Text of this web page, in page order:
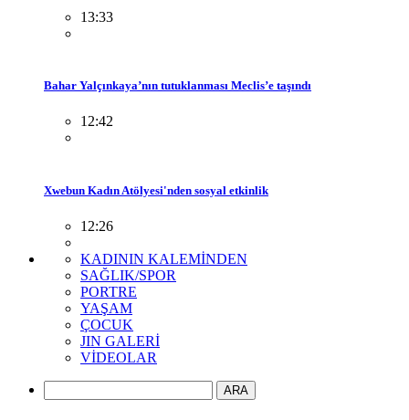
13:33
Bahar Yalçınkaya’nın tutuklanması Meclis’e taşındı
12:42
Xwebun Kadın Atölyesi'nden sosyal etkinlik
12:26
KADININ KALEMİNDEN
SAĞLIK/SPOR
PORTRE
YAŞAM
ÇOCUK
JIN GALERİ
VİDEOLAR
ARA